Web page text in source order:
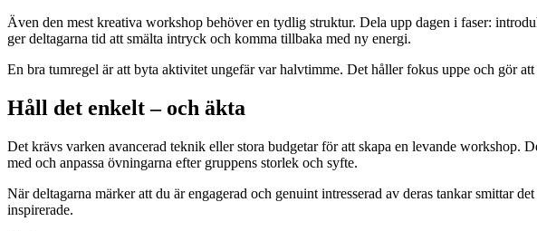
Även den mest kreativa workshop behöver en tydlig struktur. Dela upp dagen i faser:
ger deltagarna tid att smälta intryck och komma tillbaka med ny energi.
En bra tumregel är att byta aktivitet ungefär var halvtimme. Det håller fokus uppe och gör
Håll det enkelt – och äkta
Det krävs varken avancerad teknik eller stora budgetar för att skapa en levande
med och anpassa övningarna efter gruppens storlek och syfte.
När deltagarna märker att du är engagerad och genuint intresserad av deras tankar smittar
inspirerade.